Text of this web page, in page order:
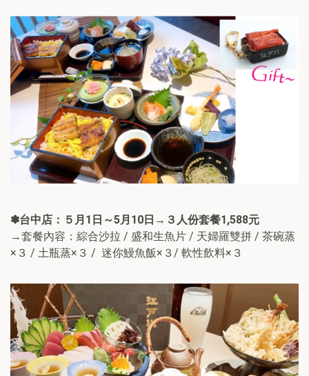
✽台中店：５月1日～5月10日→３人份套餐1,588元
→套餐內容：綜合沙拉 / 盛和生魚片 / 天婦羅雙拼 / 茶碗蒸
×３ / 土瓶蒸×３ / 迷你鰻魚飯×３/ 軟性飲料×３